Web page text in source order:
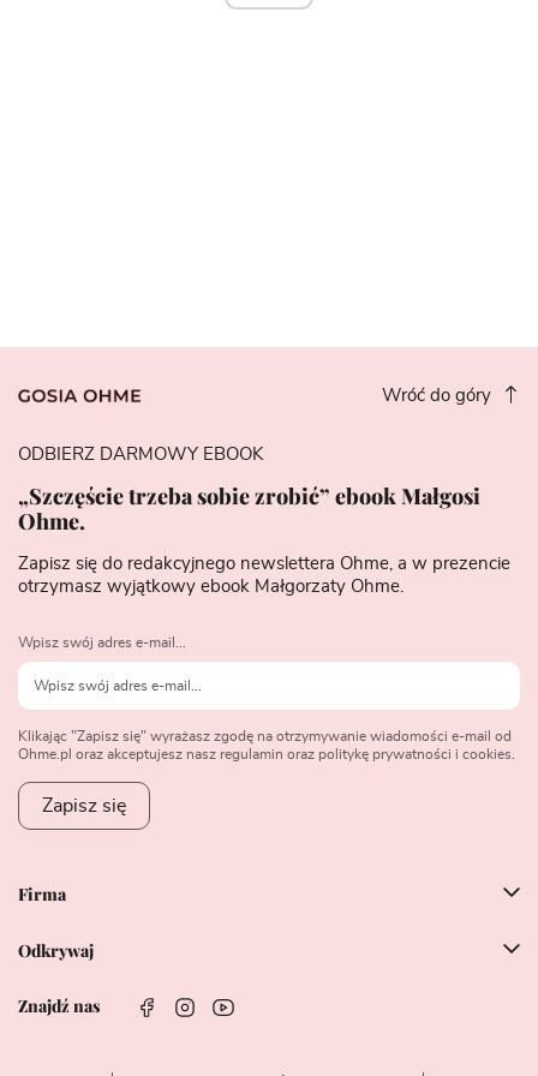
Wróć do góry
Firma
Odkrywaj
Znajdź nas
ODBIERZ DARMOWY EBOOK
„Szczęście trzeba sobie zrobić” ebook Małgosi
Ohme.
Zapisz się do redakcyjnego newslettera Ohme, a w prezencie
otrzymasz wyjątkowy ebook Małgorzaty Ohme.
Wpisz swój adres e-mail...
Klikając "Zapisz się" wyrażasz zgodę na otrzymywanie wiadomości e-mail od
Ohme.pl oraz akceptujesz nasz regulamin oraz politykę prywatności i cookies.
Zapisz się